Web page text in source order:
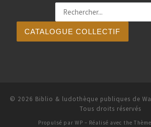
CATALOGUE COLLECTIF
© 2026 Biblio & ludothèque publiques de
Tous droits réservés
Propulsé par WP – Réalisé avec the